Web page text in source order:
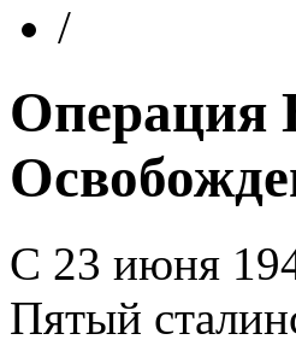
/
Операция
С 23 июня
Пятый